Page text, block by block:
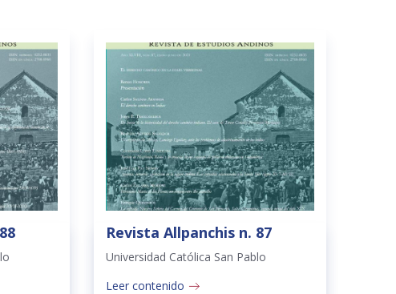
Revista Allpanchis n. 87
Universidad Católica San Pablo
Leer contenido